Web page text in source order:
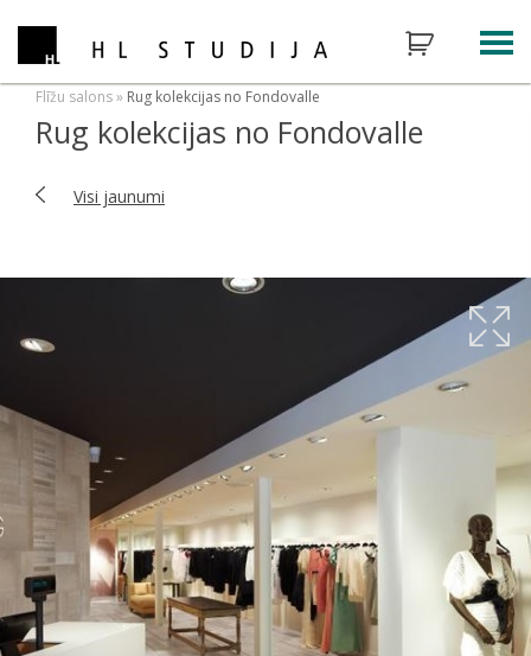
Flīžu salons» Rug kolekcijas no Fondovalle
Rug kolekcijas no Fondovalle
Visi jaunumi